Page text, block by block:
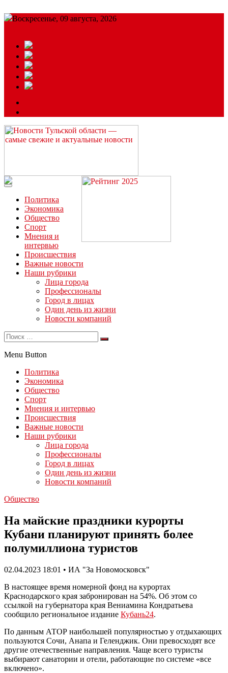
Воскресенье, 09 августа, 2026
Читайте последние новости дня в Тульской области на сайте
“ЗаНовомосковск”
Политика
Экономика
Общество
Спорт
Мнения и
интервью
Происшествия
Важные новости
Наши рубрики
Лица города
Профессионалы
Город в лицах
Один день из жизни
Новости компаний
Menu Button
Политика
Экономика
Общество
Спорт
Мнения и интервью
Происшествия
Важные новости
Наши рубрики
Лица города
Профессионалы
Город в лицах
Один день из жизни
Новости компаний
Общество
На майские праздники курорты
Кубани планируют принять более
полумиллиона туристов
02.04.2023 18:01 • ИА "За Новомосковск"
В настоящее время номерной фонд на курортах
Краснодарского края забронирован на 54%. Об этом со
ссылкой на губернатора края Вениамина Кондратьева
сообщило региональное издание Кубань24.
По данным АТОР наибольшей популярностью у отдыхающих
пользуются Сочи, Анапа и Геленджик. Они превосходят все
другие отечественные направления. Чаще всего туристы
выбирают санатории и отели, работающие по системе «все
включено».